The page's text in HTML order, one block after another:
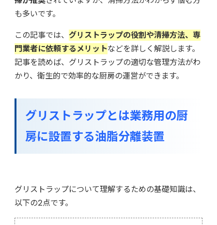
も多いです。
この記事では、 グリストラップの役割や清掃方法、専
門業者に依頼するメリットなどを詳しく解説します。
記事を読めば、グリストラップの適切な管理方法がわ
かり、衛生的で効率的な厨房の運営ができます。
グリストラップとは業務用の厨
房に設置する油脂分離装置
グリストラップについて理解するための基礎知識は、
以下の2点です。